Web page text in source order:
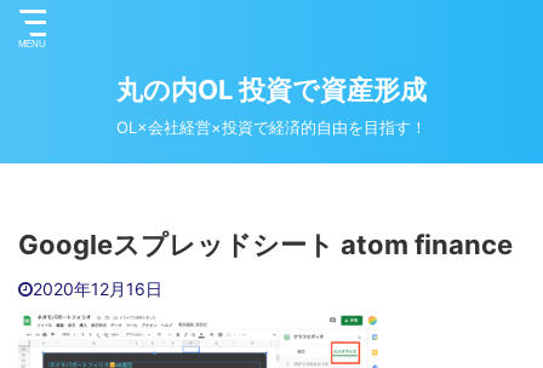
丸の内OL 投資で資産形成
OL×会社経営×投資で経済的自由を目指す！
Googleスプレッドシート atom finance
2020年12月16日